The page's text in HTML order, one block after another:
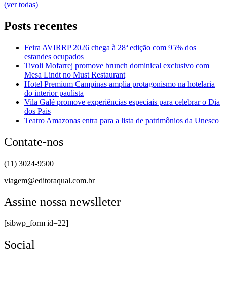
(ver todas)
Posts recentes
Feira AVIRRP 2026 chega à 28ª edição com 95% dos
estandes ocupados
Tivoli Mofarrej promove brunch dominical exclusivo com
Mesa Lindt no Must Restaurant
Hotel Premium Campinas amplia protagonismo na hotelaria
do interior paulista
Vila Galé promove experiências especiais para celebrar o Dia
dos Pais
Teatro Amazonas entra para a lista de patrimônios da Unesco
Contate-nos
(11) 3024-9500
viagem@editoraqual.com.br
Assine nossa newslleter
[sibwp_form id=22]
Social